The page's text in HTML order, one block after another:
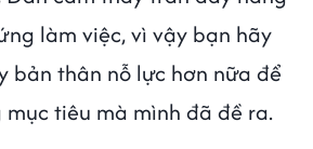
làm việc, vì vậy bạn hãy
bản thân nỗ lực hơn nữa để
tiêu mà mình đã đề ra.